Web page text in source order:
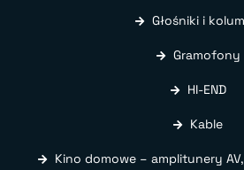
Głośniki i
Gramofony
HI-END
Kable
Kino domowe – amplitunery